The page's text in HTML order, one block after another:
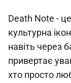
Death Note -
культурна
навіть через
привертає
хто просто